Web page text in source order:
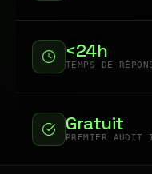
<24h
TEMPS DE
Gratuit
PREMIER AUDIT